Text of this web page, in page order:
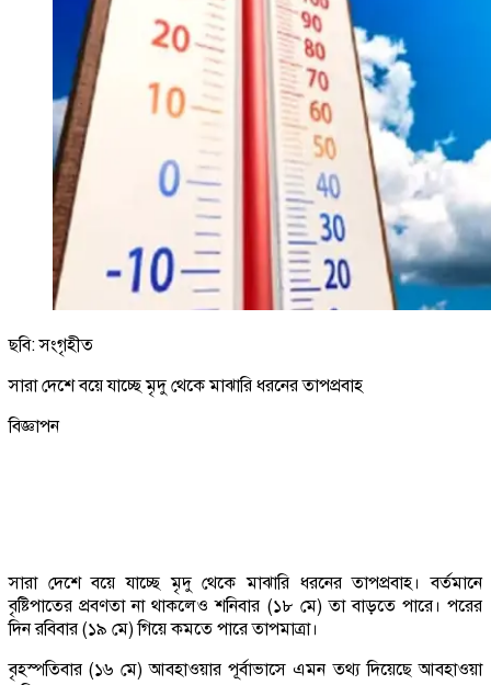
ছবি: সংগৃহীত
সারা দেশে বয়ে যাচ্ছে মৃদু থেকে মাঝারি ধরনের তাপপ্রবাহ
বিজ্ঞাপন
সারা দেশে বয়ে যাচ্ছে মৃদু থেকে মাঝারি ধরনের তাপপ্রবাহ। বর্তমানে
বৃষ্টিপাতের প্রবণতা না থাকলেও শনিবার (১৮ মে) তা বাড়তে পারে। পরের
দিন রবিবার (১৯ মে) গিয়ে কমতে পারে তাপমাত্রা।
বৃহস্পতিবার (১৬ মে) আবহাওয়ার পূর্বাভাসে এমন তথ্য দিয়েছে আবহাওয়া